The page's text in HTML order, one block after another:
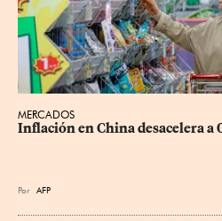
MERCADOS
Inflación en China desacelera a
Por AFP